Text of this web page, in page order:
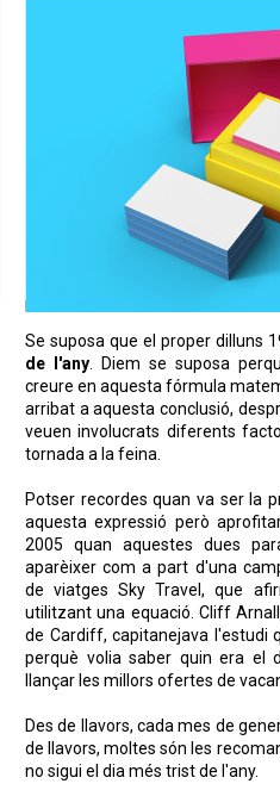
Se suposa que el proper dilluns
de l'any. Diem se suposa
creure en aquesta fórmula
arribat a aquesta conclusió,
veuen involucrats diferents
tornada a la feina.
Potser recordes quan va ser la
aquesta expressió però
2005 quan aquestes dues
aparèixer com a part d'una
de viatges Sky Travel, que
utilitzant una equació. Cliff
de Cardiff, capitanejava l'estudi
perquè volia saber quin era el
llançar les millors ofertes de
Des de llavors, cada mes de
de llavors, moltes són les
no sigui el dia més trist de l'any.